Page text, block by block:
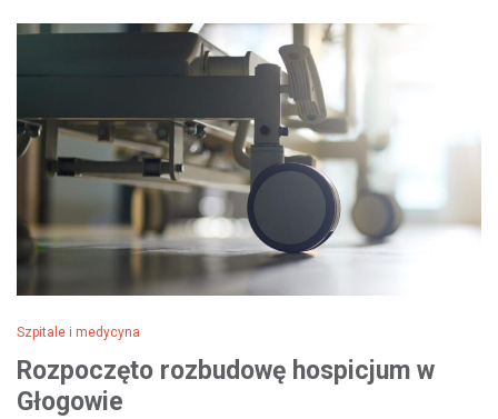
Szpitale i medycyna
Rozpoczęto rozbudowę hospicjum w
Głogowie